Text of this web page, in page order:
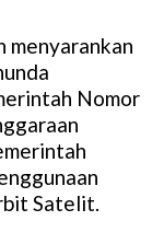
menyarankan
Nomor
Satelit.